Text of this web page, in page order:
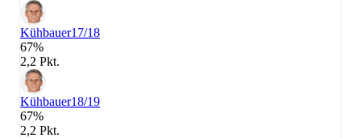
Kühbauer17/18
67%
2,2 Pkt.
Kühbauer18/19
67%
2,2 Pkt.